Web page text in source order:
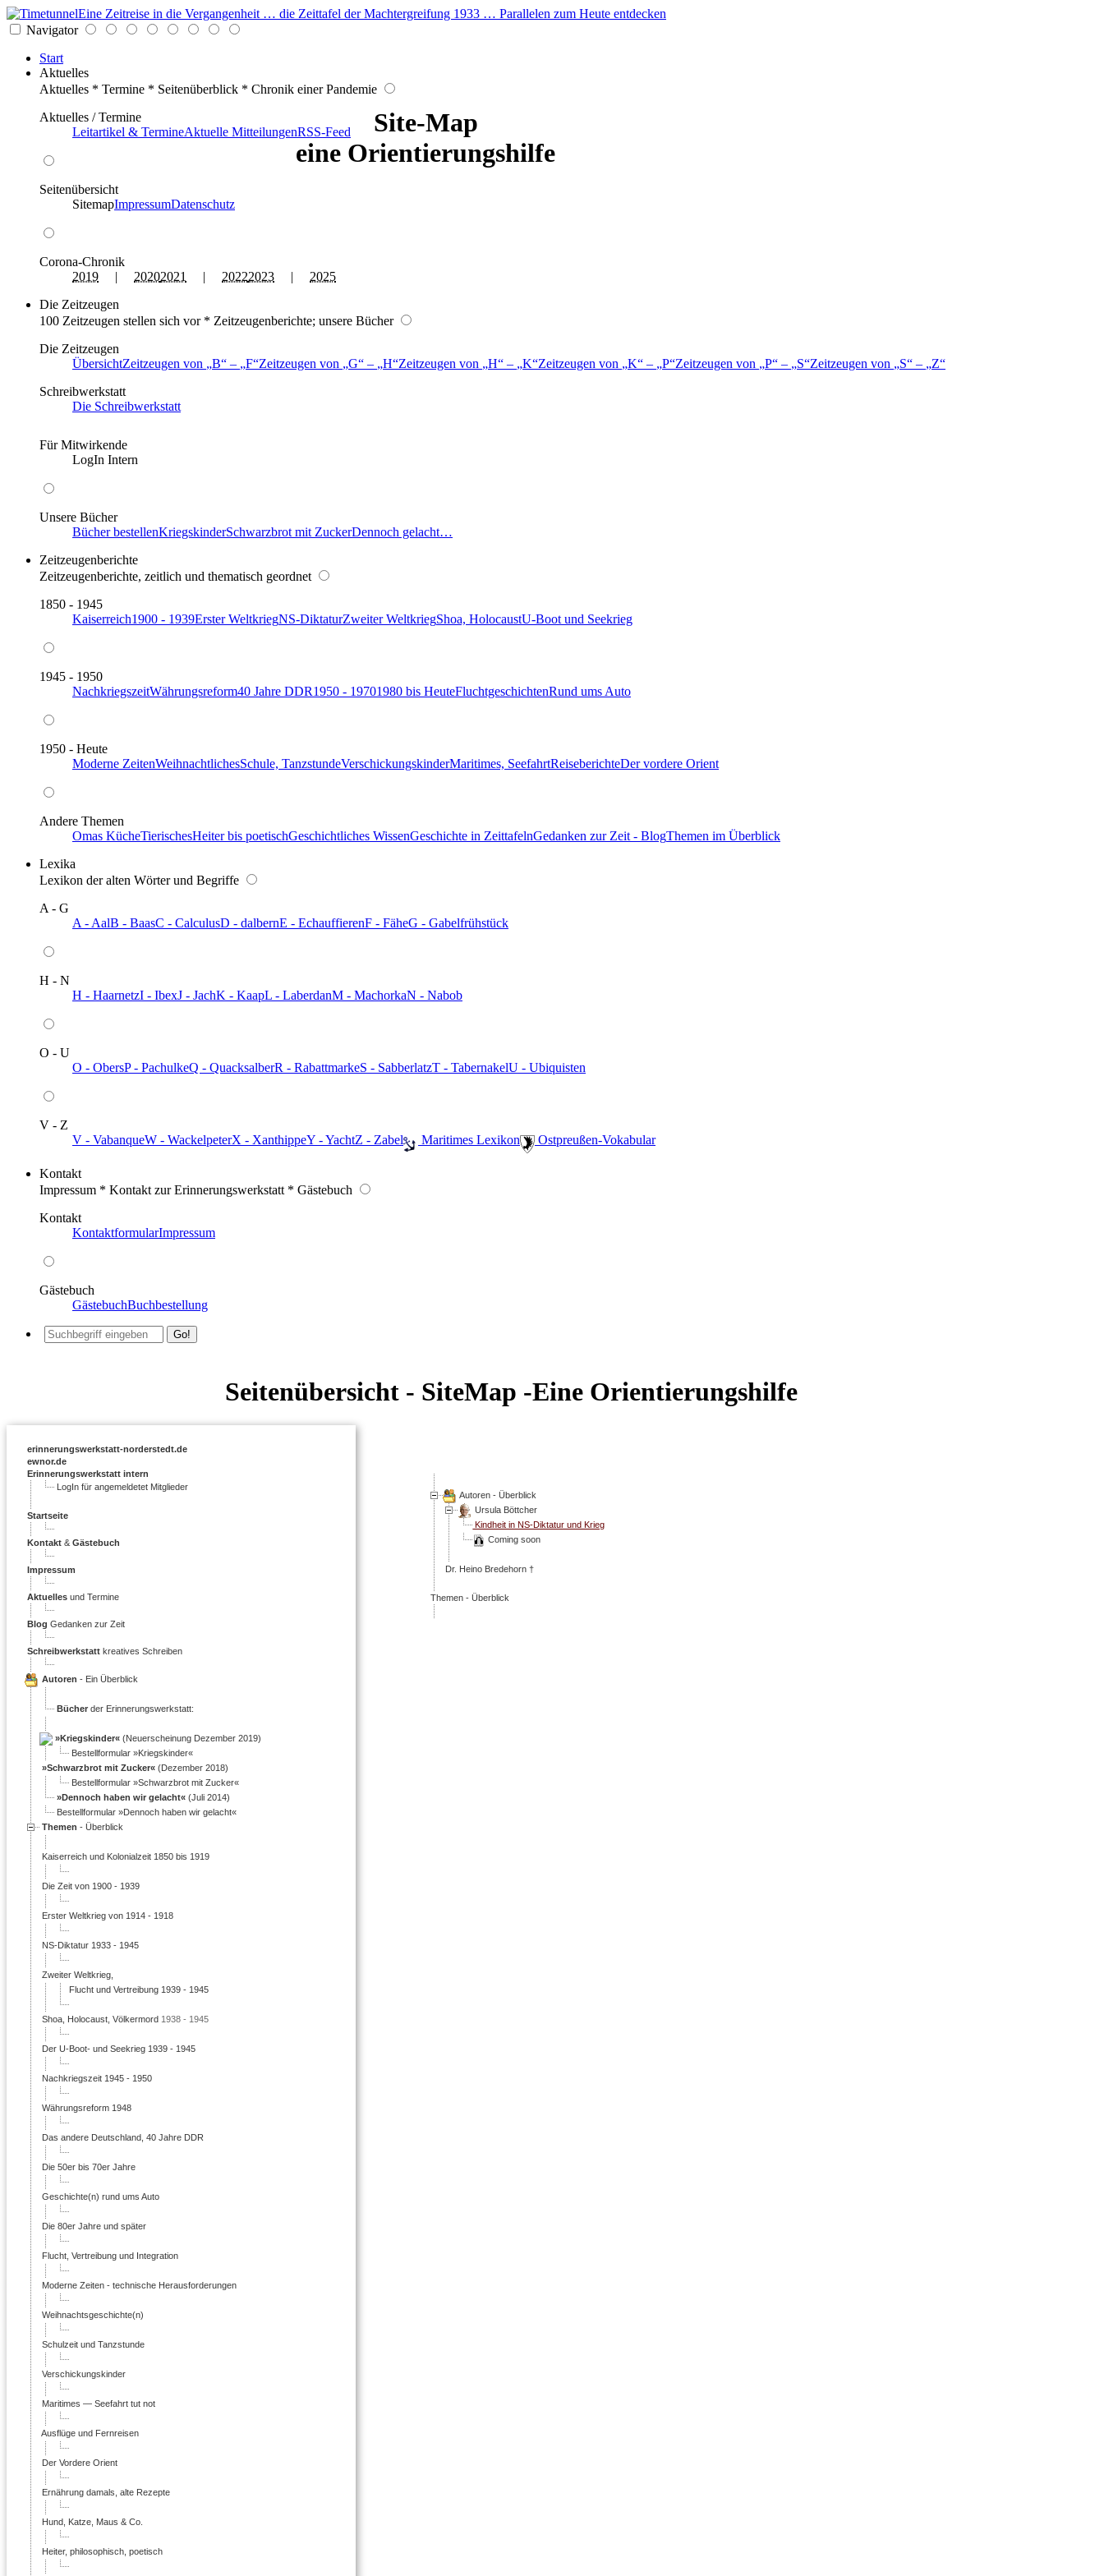
Eine Zeitreise in die Vergangenheit … die Zeittafel der Machtergreifung 1933 … Parallelen zum Heute entdecken
Navigator
Start
Aktuelles
Aktuelles * Termine * Seitenüberblick * Chronik einer Pandemie
Aktuelles / Termine
Leitartikel & TermineAktuelle MitteilungenRSS-Feed
Seitenübersicht
SitemapImpressumDatenschutz
Corona-Chronik
2019 | 20202021 | 20222023 | 2025
Die Zeitzeugen
100 Zeitzeugen stellen sich vor * Zeitzeugenberichte; unsere Bücher
Die Zeitzeugen
ÜbersichtZeitzeugen von B – F Zeitzeugen von G – H Zeitzeugen von H – K Zeitzeugen von K – P Zeitzeugen von P – S Zeitzeugen von S –
Z
Schreibwerkstatt
Die Schreibwerkstatt
Für Mitwirkende
LogIn Intern
Unsere Bücher
Bücher bestellenKriegskinderSchwarzbrot mit ZuckerDennoch gelacht…
Zeitzeugenberichte
Zeitzeugenberichte, zeitlich und thematisch geordnet
1850 - 1945
Kaiserreich1900 - 1939Erster WeltkriegNS-DiktaturZweiter WeltkriegShoa, HolocaustU-Boot und Seekrieg
1945 - 1950
NachkriegszeitWährungsreform40 Jahre DDR1950 - 19701980 bis HeuteFluchtgeschichtenRund ums Auto
1950 - Heute
Moderne ZeitenWeihnachtlichesSchule, TanzstundeVerschickungskinderMaritimes, SeefahrtReiseberichteDer vordere Orient
Andere Themen
Omas KücheTierischesHeiter bis poetischGeschichtliches WissenGeschichte in ZeittafelnGedanken zur Zeit - BlogThemen im Überblick
Lexika
Lexikon der alten Wörter und Begriffe
A - G
A - AalB - BaasC - CalculusD - dalbernE - EchauffierenF - FäheG - Gabelfrühstück
H - N
H - HaarnetzI - IbexJ - JachK - KaapL - LaberdanM - MachorkaN - Nabob
O - U
O - ObersP - PachulkeQ - QuacksalberR - RabattmarkeS - SabberlatzT - TabernakelU - Ubiquisten
V - Z
V - VabanqueW - WackelpeterX - XanthippeY - YachtZ - Zabel ️ Maritimes Lexikon ️ Ostpreußen-Vokabular
Kontakt
Impressum * Kontakt zur Erinnerungswerkstatt * Gästebuch
Kontakt
KontaktformularImpressum
Gästebuch
GästebuchBuchbestellung
Site-Map
eine Orientierungshilfe
Seitenübersicht - SiteMap -Eine Orientierungshilfe
Autoren - Überblick
Ursula Böttcher
Kindheit in NS-Diktatur und Krieg
Coming soon
Dr. Heino Bredehorn †
Themen - Überblick
erinnerungswerkstatt-norderstedt.de
ewnor.de
Erinnerungswerkstatt intern
LogIn für angemeldetet Mitglieder
Startseite
Kontakt & Gästebuch
Impressum
Aktuelles und Termine
Blog Gedanken zur Zeit
Schreibwerkstatt kreatives Schreiben
Autoren - Ein Überblick
Bücher der Erinnerungswerkstatt:
»Kriegskinder« (Neuerscheinung Dezember 2019)
Bestellformular »Kriegskinder«
»Schwarzbrot mit Zucker« (Dezember 2018)
Bestellformular »Schwarzbrot mit Zucker«
»Dennoch haben wir gelacht« (Juli 2014)
Bestellformular »Dennoch haben wir gelacht«
Themen - Überblick
Kaiserreich und Kolonialzeit 1850 bis 1919
Die Zeit von 1900 - 1939
Erster Weltkrieg von 1914 - 1918
NS-Diktatur 1933 - 1945
Zweiter Weltkrieg,
Flucht und Vertreibung 1939 - 1945
Shoa, Holocaust, Völkermord 1938 - 1945
Der U-Boot- und Seekrieg 1939 - 1945
Nachkriegszeit 1945 - 1950
Währungsreform 1948
Das andere Deutschland, 40 Jahre DDR
Die 50er bis 70er Jahre
Geschichte(n) rund ums Auto
Die 80er Jahre und später
Flucht, Vertreibung und Integration
Moderne Zeiten - technische Herausforderungen
Weihnachtsgeschichte(n)
Schulzeit und Tanzstunde
Verschickungskinder
Maritimes — Seefahrt tut not
Ausflüge und Fernreisen
Der Vordere Orient
Ernährung damals, alte Rezepte
Hund, Katze, Maus & Co.
Heiter, philosophisch, poetisch